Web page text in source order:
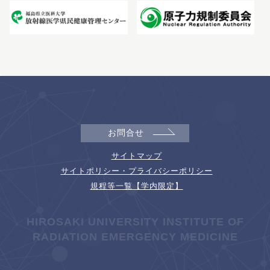
お問合せ
サイトマップ
サイトポリシー・プライバシーポリシー
規程等一覧【学内限定】
HIROSAKI UNIVERSITY INSTITUTE OF
RADIATION EMERGENCY MEDICINE